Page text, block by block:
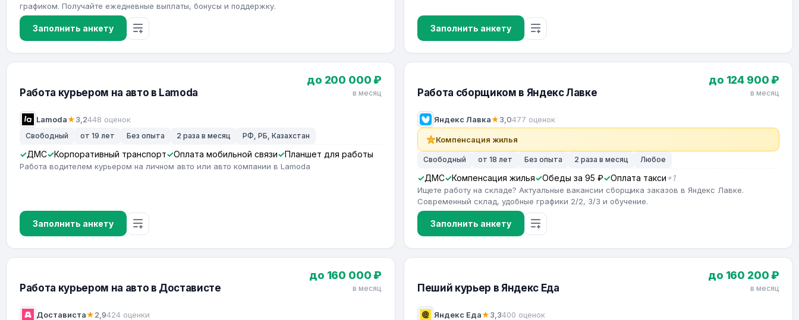
графиком. Получайте ежедневные выплаты, бонусы и поддержку.
Заполнить анкету Заполнить анкету
Работа курьером на авто в Lamoda
Lamoda★3,2448 оценок
до 200 000 ₽
в месяц
Свободный от 19 лет Без опыта 2 раза в месяц РФ, РБ, Казахстан
ДМС Корпоративный транспорт Оплата мобильной связи Планшет для работы
Работа водителем курьером на личном авто или авто компании в Lamoda
Заполнить анкету
Работа сборщиком в Яндекс Лавке
Яндекс Лавка★3,0477 оценок
до 124 900 ₽
в месяц
Компенсация жилья
Свободный от 18 лет Без опыта 2 раза в месяц Любое
ДМС Компенсация жилья Обеды за 95 ₽ Оплата такси +1
Ищете работу на складе? Актуальные вакансии сборщика заказов в Яндекс Лавке.
Современный склад, удобные графики 2/2, 3/3 и обучение.
Заполнить анкету
Работа курьером на авто в Достависте
Достависта★2,9424 оценки
до 160 000 ₽
в месяц Пеший курьер в Яндекс Еда
Яндекс Еда★3,3400 оценок
до 160 200 ₽
в месяц